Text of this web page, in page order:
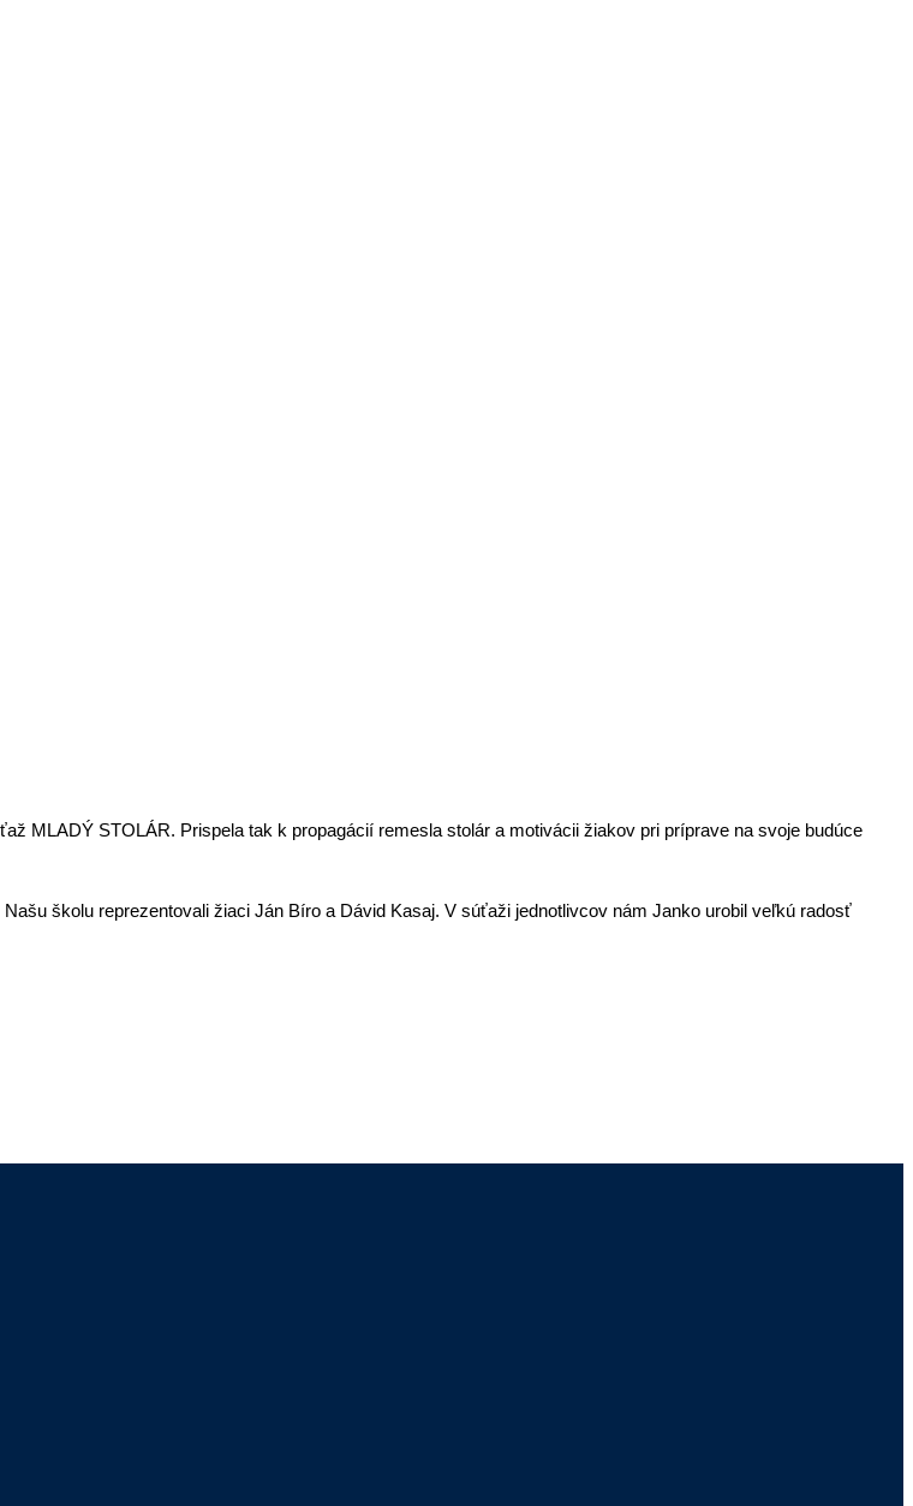
MLADÝ STOLÁR. Prispela tak k propagácií remesla stolár a motivácii žiakov pri príprave na svoje budúce
školu reprezentovali žiaci Ján Bíro a Dávid Kasaj. V súťaži jednotlivcov nám Janko urobil veľkú radosť